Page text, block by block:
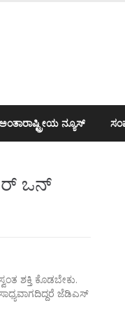
ನ್ಯೂಸ್
ಒನ್
ಶಕ್ತಿ ಕೊಡಬೇಕು.
ಜೆಡಿಎಸ್‌